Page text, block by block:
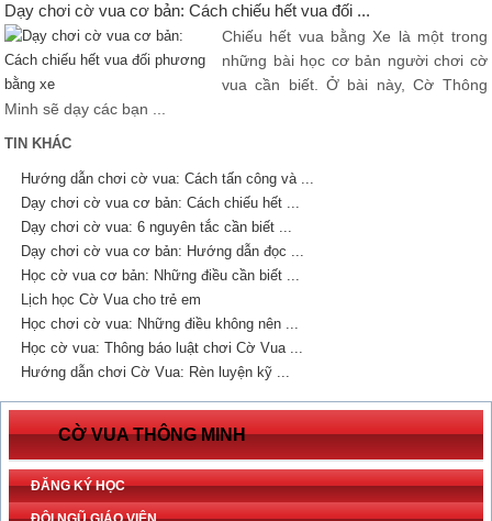
Dạy chơi cờ vua cơ bản: Cách chiếu hết vua đối ...
Chiếu hết vua bằng Xe là một trong
những bài học cơ bản người chơi cờ
vua cần biết. Ở bài này, Cờ Thông
Minh sẽ dạy các bạn ...
TIN KHÁC
Hướng dẫn chơi cờ vua: Cách tấn công và ...
Dạy chơi cờ vua cơ bản: Cách chiếu hết ...
Dạy chơi cờ vua: 6 nguyên tắc cần biết ...
Dạy chơi cờ vua cơ bản: Hướng dẫn đọc ...
Học cờ vua cơ bản: Những điều cần biết ...
Lịch học Cờ Vua cho trẻ em
Học chơi cờ vua: Những điều không nên ...
Học cờ vua: Thông báo luật chơi Cờ Vua ...
Hướng dẫn chơi Cờ Vua: Rèn luyện kỹ ...
CỜ VUA THÔNG MINH
ĐĂNG KÝ HỌC